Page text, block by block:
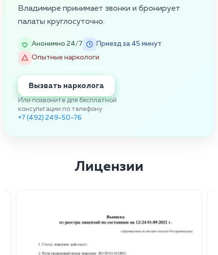
Владимире принимает звонки и бронирует
палаты круглосуточно.
Анонимно 24/7
Приезд за 45 минут
Опытные наркологи
Вызвать нарколога
Или позвоните для бесплатной
консультации по телефону
+7 (492) 249-50-76
Лицензии